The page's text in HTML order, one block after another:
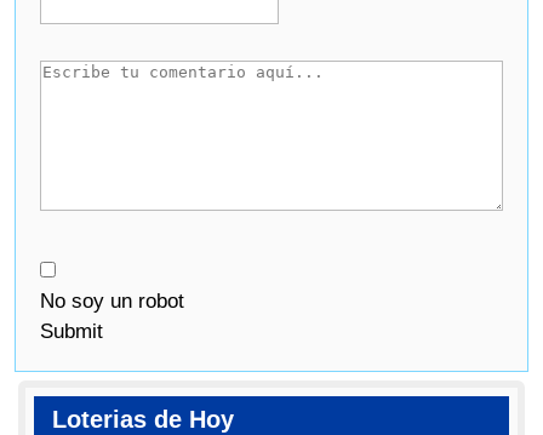
No soy un robot
Submit
Loterias de Hoy